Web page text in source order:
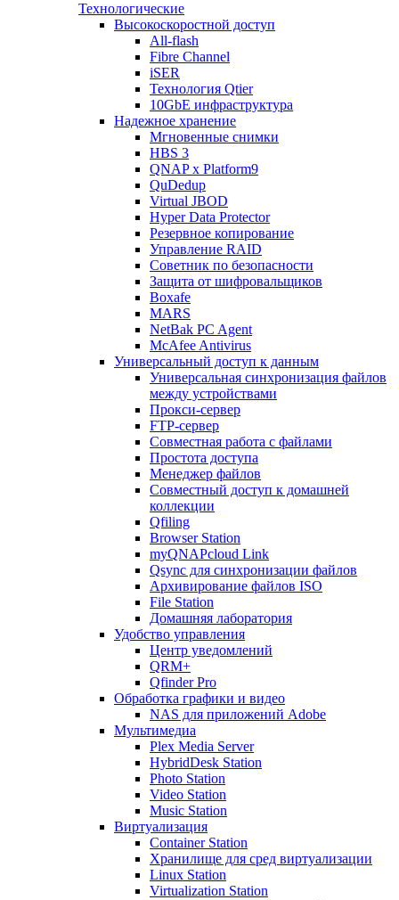
Технологические
Высокоскоростной доступ
All-flash
Fibre Channel
iSER
Технология Qtier
10GbE инфраструктура
Надежное хранение
Мгновенные снимки
HBS 3
QNAP x Platform9
QuDedup
Virtual JBOD
Hyper Data Protector
Резервное копирование
Управление RAID
Советник по безопасности
Защита от шифровальщиков
Boxafe
MARS
NetBak PC Agent
McAfee Antivirus
Универсальный доступ к данным
Универсальная синхронизация файлов
между устройствами
Прокси-сервер
FTP-сервер
Совместная работа с файлами
Простота доступа
Менеджер файлов
Совместный доступ к домашней
коллекции
Qfiling
Browser Station
myQNAPcloud Link
Qsync для синхронизации файлов
Архивирование файлов ISO
File Station
Домашняя лаборатория
Удобство управления
Центр уведомлений
QRM+
Qfinder Pro
Обработка графики и видео
NAS для приложений Adobe
Мультимедиа
Plex Media Server
HybridDesk Station
Photo Station
Video Station
Music Station
Виртуализация
Container Station
Хранилище для сред виртуализации
Linux Station
Virtualization Station